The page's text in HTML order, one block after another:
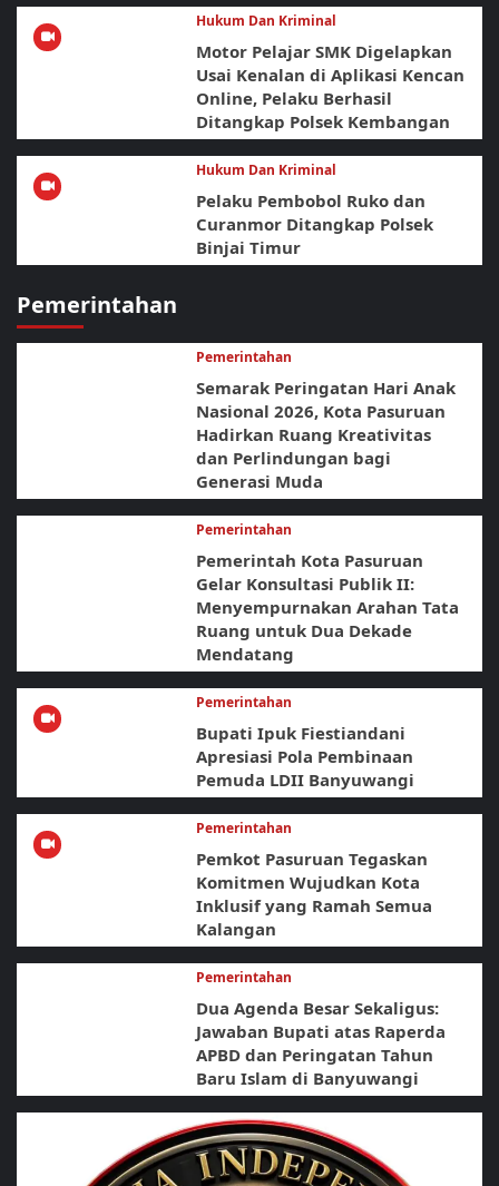
Hukum Dan Kriminal
Motor Pelajar SMK Digelapkan
Usai Kenalan di Aplikasi Kencan
Online, Pelaku Berhasil
Ditangkap Polsek Kembangan
Hukum Dan Kriminal
Pelaku Pembobol Ruko dan
Curanmor Ditangkap Polsek
Binjai Timur
Pemerintahan
Pemerintahan
Semarak Peringatan Hari Anak
Nasional 2026, Kota Pasuruan
Hadirkan Ruang Kreativitas
dan Perlindungan bagi
Generasi Muda
Pemerintahan
Pemerintah Kota Pasuruan
Gelar Konsultasi Publik II:
Menyempurnakan Arahan Tata
Ruang untuk Dua Dekade
Mendatang
Pemerintahan
Bupati Ipuk Fiestiandani
Apresiasi Pola Pembinaan
Pemuda LDII Banyuwangi
Pemerintahan
Pemkot Pasuruan Tegaskan
Komitmen Wujudkan Kota
Inklusif yang Ramah Semua
Kalangan
Pemerintahan
Dua Agenda Besar Sekaligus:
Jawaban Bupati atas Raperda
APBD dan Peringatan Tahun
Baru Islam di Banyuwangi